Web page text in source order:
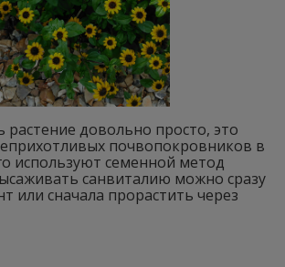
растение довольно просто, это
почвопокровников в
используют семенной метод
санвиталию можно сразу
или сначала прорастить через